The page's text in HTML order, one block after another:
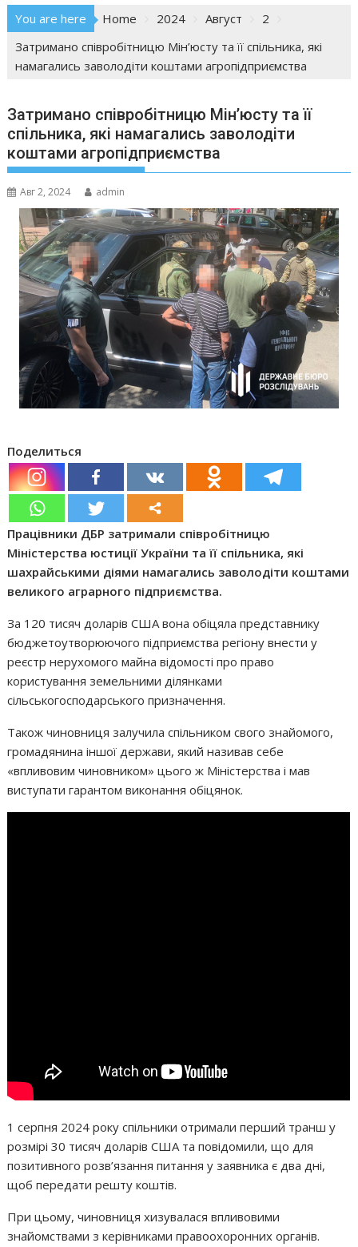
You are here Home 2024 Август
2
Затримано співробітницю Мін’юсту та її спільника, які
намагались заволодіти коштами агропідприємства
Затримано співробітницю Мін’юсту та її
спільника, які намагались заволодіти
коштами агропідприємства
Авг 2, 2024 admin
Поделиться
Працівники ДБР затримали співробітницю
Міністерства юстиції України та її спільника, які
шахрайськими діями намагались заволодіти коштами
великого аграрного підприємства.
За 120 тисяч доларів США вона обіцяла представнику
бюджетоутворюючого підприємства регіону внести у
реєстр нерухомого майна відомості про право
користування земельними ділянками
сільськогосподарського призначення.
Також чиновниця залучила спільником свого знайомого,
громадянина іншої держави, який називав себе
«впливовим чиновником» цього ж Міністерства і мав
виступати гарантом виконання обіцянок.
1 серпня 2024 року спільники отримали перший транш у
розмірі 30 тисяч доларів США та повідомили, що для
позитивного розв’язання питання у заявника є два дні,
щоб передати решту коштів.
При цьому, чиновниця хизувалася впливовими
знайомствами з керівниками правоохоронних органів.